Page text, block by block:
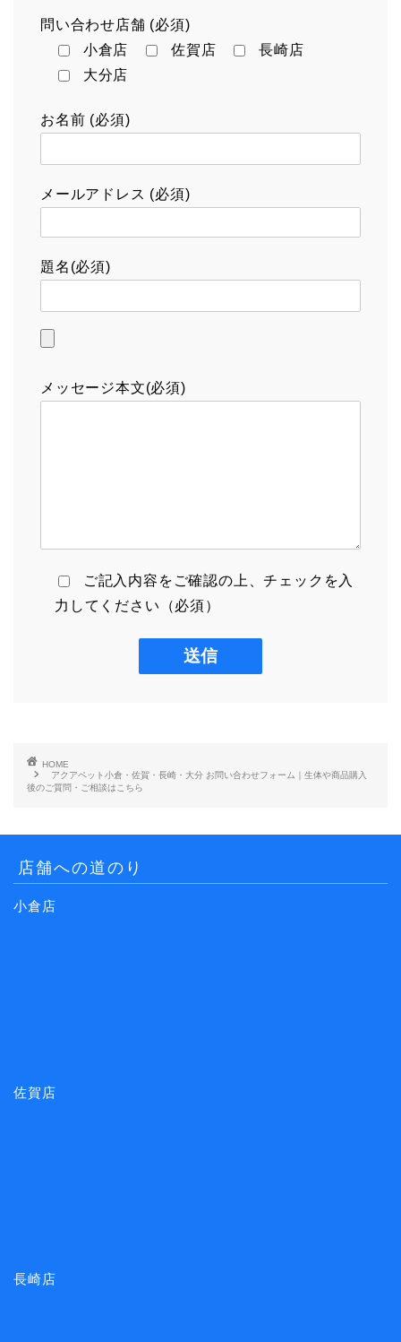
問い合わせ店舗 (必須)
小倉店
佐賀店
長崎店
大分店
お名前 (必須)
メールアドレス (必須)
題名(必須)
メッセージ本文(必須)
ご記入内容をご確認の上、チェックを入
力してください（必須）
HOME
アクアペット小倉・佐賀・長崎・大分 お問い合わせフォーム｜生体や商品購入
後のご質問・ご相談はこちら
店舗への道のり
小倉店
佐賀店
長崎店